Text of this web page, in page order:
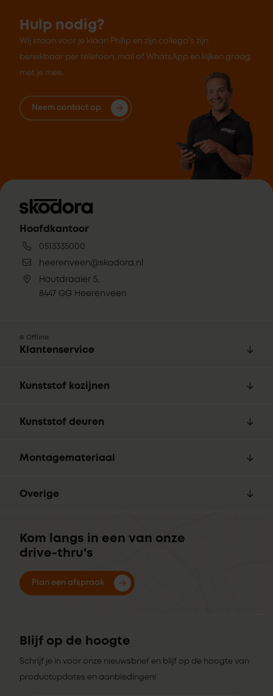
Hulp nodig?
Wij staan voor je klaar! Philip en zijn collega's zijn
bereikbaar per telefoon, mail of WhatsApp en kijken graag
met je mee.
Neem contact op
Hoofdkantoor
0513335000
heerenveen@skodora.nl
Houtdraaier 5,
8447 GG Heerenveen
Offline
Klantenservice
Kunststof kozijnen
Kunststof deuren
Montagemateriaal
Overige
Kom langs in een van onze
drive-thru's
Plan een afspraak
Blijf op de hoogte
Schrijf je in voor onze nieuwsbrief en blijf op de hoogte van
productupdates en aanbiedingen!